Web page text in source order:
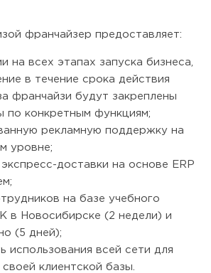
франчайзер предоставляет:
на всех этапах запуска бизнеса,
в течение срока действия
франчайзи будут закреплены
по конкретным функциям;
рекламную поддержку на
уровне;
доставки на основе ERP
на базе учебного
в Новосибирске (2 недели) и
(5 дней);
использования всей сети для
клиентской базы.